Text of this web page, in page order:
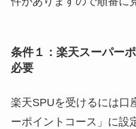
条件１：楽天スーパー
必要
楽天SPUを受けるには口
ーポイントコース」に設